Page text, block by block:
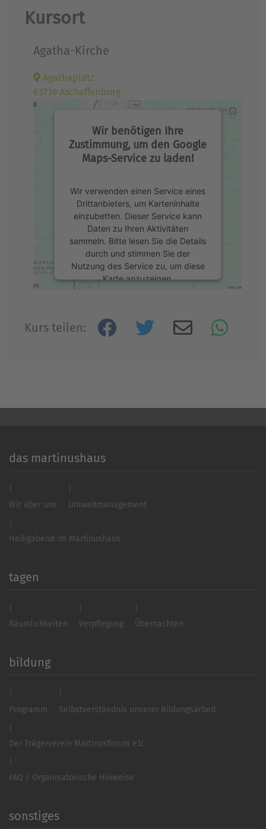
Kursort
Agatha-Kirche
Agathaplatz
63739 Aschaffenburg
Wir benötigen Ihre
Zustimmung, um den Google
Maps-Service zu laden!
Wir verwenden einen Service eines
Drittanbieters, um Karteninhalte
einzubetten. Dieser Service kann
Daten zu Ihren Aktivitäten
sammeln. Bitte lesen Sie die Details
durch und stimmen Sie der
Nutzung des Service zu, um diese
Karte anzuzeigen.
Kurs teilen:
das martinushaus
Wir über uns Umweltmanagement
Heiligabend im Martinushaus
tagen
Räumlichkeiten Verpflegung Übernachten
bildung
Programm Selbstverständnis unserer Bildungsarbeit
Der Trägerverein Martinusforum e.V.
FAQ / Organisatorische Hinweise
sonstiges